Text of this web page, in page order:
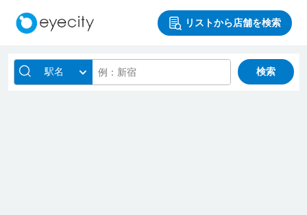
リストから店舗を検索
駅名 検索